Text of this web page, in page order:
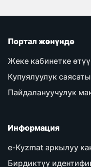
Портал жөнүндө
Жеке кабинетке өтүү
Купуялуулук саясаты
Пайдалануучулук
Информация
e-Kyzmat аркылуу
Бирдиктүү